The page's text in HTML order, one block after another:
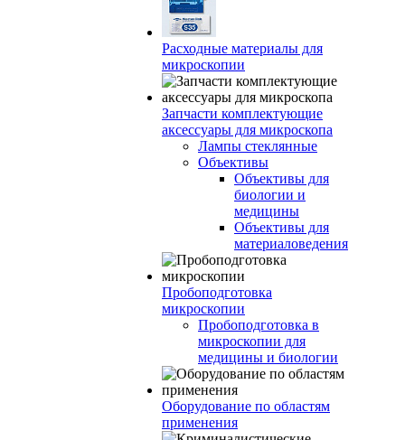
Расходные материалы для
микроскопии
Запчасти комплектующие
аксессуары для микроскопа
Лампы стеклянные
Объективы
Объективы для
биологии и
медицины
Объективы для
материаловедения
Пробоподготовка
микроскопии
Пробоподготовка в
микроскопии для
медицины и биологии
Оборудование по областям
применения